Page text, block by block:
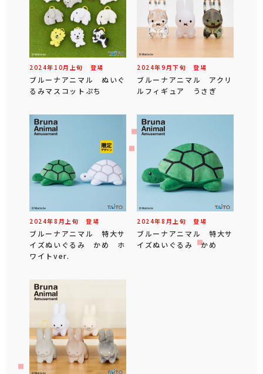
2024年 10月 上旬 登場
ブルーナアニマル ぬいぐ
るみマスコットぷち
2024年9 月下旬 登場
ブルーナアニマル アクリ
ルフィギュア うさぎ
2024年8 月 上旬 登場
ブルーナアニマル 特大サ
イズぬいぐるみ かめ ホ
ワイトver.
2024年8 月 上旬 登場
ブルーナアニマル 特大サ
イズぬいぐるみ かめ